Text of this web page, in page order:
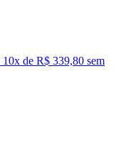
10x de R$ 339,80 sem